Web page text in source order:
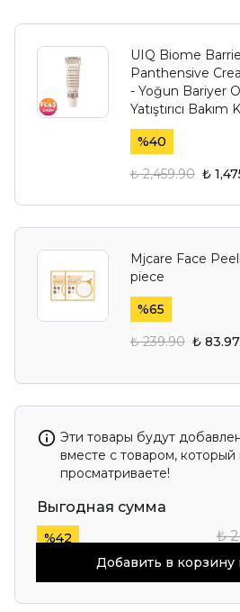
UIQ Biome
Panthensive
- Yoğun Bariyer
Yatıştırıcı Bakım
%40
₺ 2,459.90 ₺
Mjcare Face
piece
%65
₺ 239.90 ₺ 83.97
Эти товары будут
вместе с товаром, который
просматриваете!
Выгодная сумма
%42 ₺
Добавить в корзину